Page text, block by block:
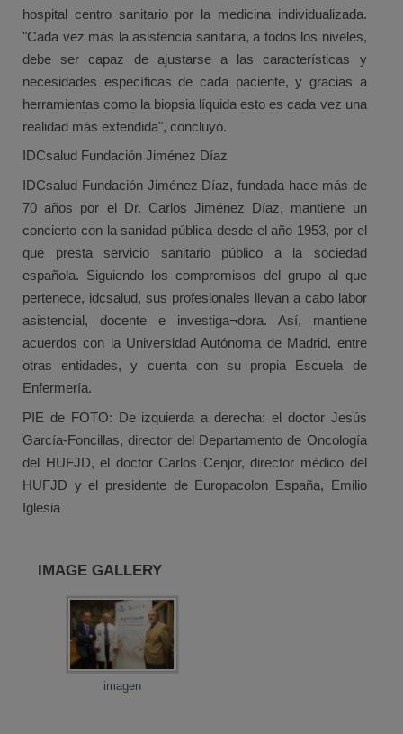
hospital centro sanitario por la medicina individualizada.
"Cada vez más la asistencia sanitaria, a todos los niveles,
debe ser capaz de ajustarse a las características y
necesidades específicas de cada paciente, y gracias a
herramientas como la biopsia líquida esto es cada vez una
realidad más extendida", concluyó.
IDCsalud Fundación Jiménez Díaz
IDCsalud Fundación Jiménez Díaz, fundada hace más de
70 años por el Dr. Carlos Jiménez Díaz, mantiene un
concierto con la sanidad pública desde el año 1953, por el
que presta servicio sanitario público a la sociedad
española. Siguiendo los compromisos del grupo al que
pertenece, idcsalud, sus profesionales llevan a cabo labor
asistencial, docente e investiga¬dora. Así, mantiene
acuerdos con la Universidad Autónoma de Madrid, entre
otras entidades, y cuenta con su propia Escuela de
Enfermería.
PIE de FOTO: De izquierda a derecha: el doctor Jesús
García-Foncillas, director del Departamento de Oncología
del HUFJD, el doctor Carlos Cenjor, director médico del
HUFJD y el presidente de Europacolon España, Emilio
Iglesia
IMAGE GALLERY
imagen